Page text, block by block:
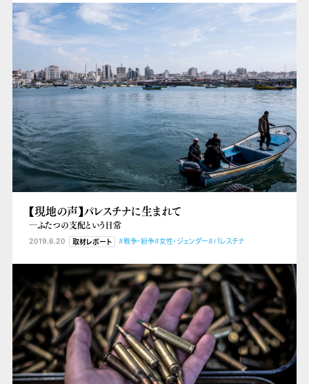
【現地の声】パレスチナに生まれて
―ふたつの支配という日常
2019.6.20 取材レポート #戦争・紛争#女性・ジェンダー#パレスチナ